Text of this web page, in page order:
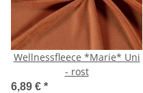
Wellnessfleece *Marie* Uni
- rost
6,89 € *